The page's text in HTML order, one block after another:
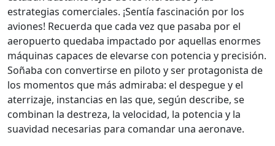
estrategias comerciales. ¡Sentía fascinación por los
aviones! Recuerda que cada vez que pasaba por el
aeropuerto quedaba impactado por aquellas enormes
máquinas capaces de elevarse con potencia y precisión.
Soñaba con convertirse en piloto y ser protagonista de
los momentos que más admiraba: el despegue y el
aterrizaje, instancias en las que, según describe, se
combinan la destreza, la velocidad, la potencia y la
suavidad necesarias para comandar una aeronave.